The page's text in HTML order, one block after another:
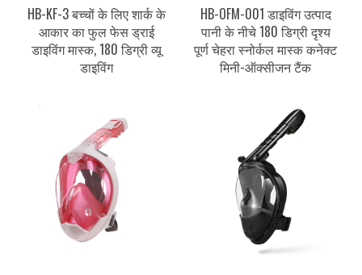
HB-KF-3 बच्चों के लिए शार्क के
आकार का फुल फेस ड्राई
डाइविंग मास्क, 180 डिग्री व्यू
डाइविंग
HB-OFM-001 डाइविंग उत्पाद
पानी के नीचे 180 डिग्री दृश्य
पूर्ण चेहरा स्नोर्कल मास्क कनेक्ट
मिनी-ऑक्सीजन टैंक